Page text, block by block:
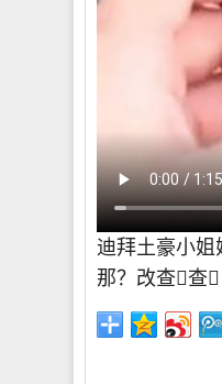
迪拜土豪小姐
那？改查查